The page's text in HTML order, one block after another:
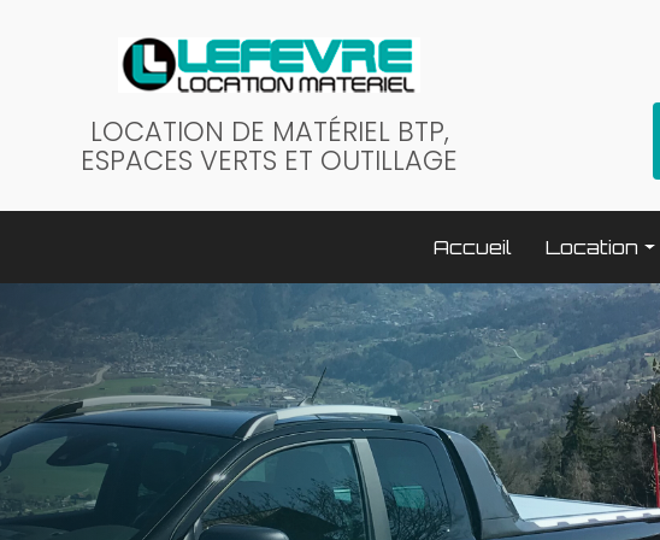
LOCATION DE MATÉRIEL BTP,
ESPACES VERTS ET OUTILLAGE
Accueil
Location
Transport
Elévation
Espaces
Nettoyage